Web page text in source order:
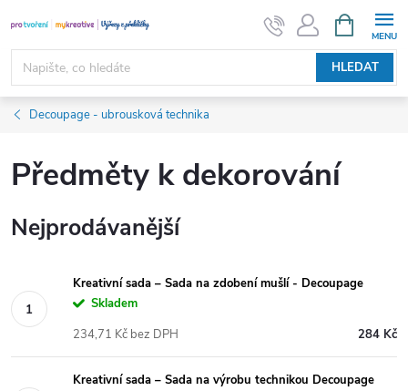
na
obsah
HLEDAT
NÁKUPNÍ
KOŠÍK
Decoupage - ubrousková technika
Předměty k dekorování
Nejprodávanější
Kreativní sada – Sada na zdobení mušlí - Decoupage
Skladem
284 Kč
234,71 Kč bez DPH
Kreativní sada – Sada na výrobu technikou Decoupage